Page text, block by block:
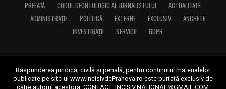
PREFAȚĂ CODUL DEONTOLOGIC AL JURNALISTULUI
ACTUALITATE
ADMINISTRAȚIE
POLITICĂ EXTERNE EXCLUSIV
ANCHETE
INVESTIGAȚII
SERVICII GDPR
Răspunderea juridică, civilă și penală, pentru conținutul materialelor
publicate pe site-ul www.IncisivdePrahova.ro este purtată exclusiv de
către autorul acestora.CONTACT: INCISIV.NATIONAL@GMAIL.COM